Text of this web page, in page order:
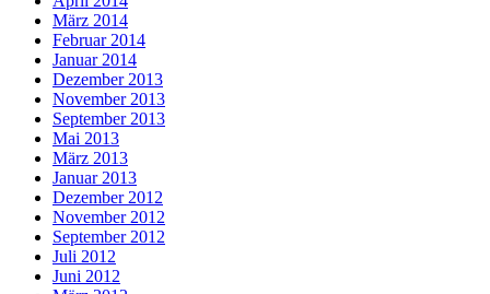
März 2014
Februar 2014
Januar 2014
Dezember 2013
November 2013
September 2013
Mai 2013
März 2013
Januar 2013
Dezember 2012
November 2012
September 2012
Juli 2012
Juni 2012